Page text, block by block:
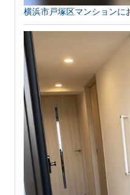
横浜市戸塚区マンションに